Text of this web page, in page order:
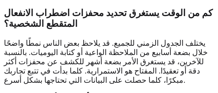
كم من الوقت يستغرق تحديد محفزات اضطراب الانفعال
المتقطع الشخصية؟
يختلف الجدول الزمني للجميع. قد يلاحظ بعض الناس نمطًا واضحًا
خلال بضعة أسابيع من الملاحظة الواعية أو كتابة اليوميات. بالنسبة
للآخرين، قد يستغرق الأمر بضعة أشهر للكشف عن محفزات أكثر
دقة أو تعقيدًا. المفتاح هو الاستمرارية. كلما بدأت في تتبع تجاربك
مبكرًا، كلما حصلت على البيانات التي تحتاجها بشكل أسرع.